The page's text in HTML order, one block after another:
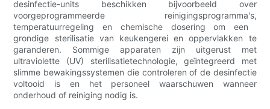
desinfectie-units beschikken bijvoorbeeld over
voorgeprogrammeerde reinigingsprogramma's,
temperatuurregeling en chemische dosering om een ​​
grondige sterilisatie van keukengerei en oppervlakken te
garanderen. Sommige apparaten zijn uitgerust met
ultraviolette (UV) sterilisatietechnologie, geïntegreerd met
slimme bewakingssystemen die controleren of de desinfectie
voltooid is en het personeel waarschuwen wanneer
onderhoud of reiniging nodig is.